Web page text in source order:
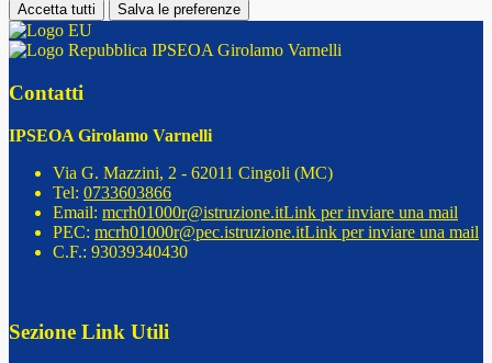
Accetta tutti Salva le preferenze
IPSEOA Girolamo Varnelli
Contatti
IPSEOA Girolamo Varnelli
Via G. Mazzini, 2 - 62011 Cingoli (MC)
Tel: 0733603866
Email: mcrh01000r@istruzione.itLink per inviare una mail
PEC: mcrh01000r@pec.istruzione.itLink per inviare una mail
C.F.: 93039340430
Sezione Link Utili